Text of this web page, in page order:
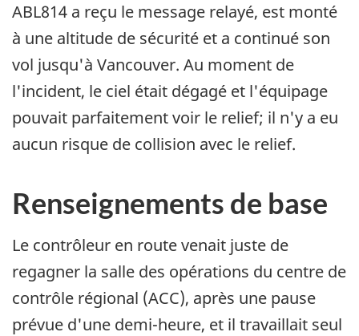
ABL814 a reçu le message relayé, est monté
à une altitude de sécurité et a continué son
vol jusqu'à Vancouver. Au moment de
l'incident, le ciel était dégagé et l'équipage
pouvait parfaitement voir le relief; il n'y a eu
aucun risque de collision avec le relief.
Renseignements de base
Le contrôleur en route venait juste de
regagner la salle des opérations du centre de
contrôle régional (ACC), après une pause
prévue d'une demi-heure, et il travaillait seul